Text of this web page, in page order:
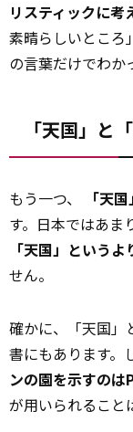
リスティックに考
素晴らしいところ
の言葉だけでわか
「天国」と
もう一つ、 「天
す。日本ではあま
「天国」というよ
せん。
確かに、「天国」
書にもあります。
ンの園を示すの
が用いられること